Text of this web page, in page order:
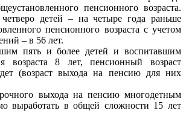
пенсионного возраста.
детей – на четыре года раньше
пенсионного возраста с учетом
– в 56 лет.
пять и более детей и воспитавшим
возраста 8 лет, пенсионный возраст
(возраст выхода на пенсию для них
выхода на пенсию многодетным
выработать в общей сложности 15 лет